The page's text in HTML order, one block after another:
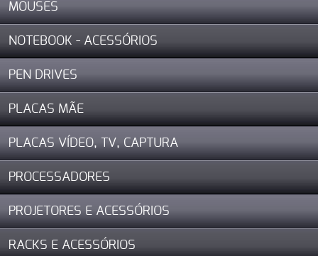
MOUSES
NOTEBOOK - ACESSÓRIOS
PEN DRIVES
PLACAS MÃE
PLACAS VÍDEO, TV, CAPTURA
PROCESSADORES
PROJETORES E ACESSÓRIOS
RACKS E ACESSÓRIOS